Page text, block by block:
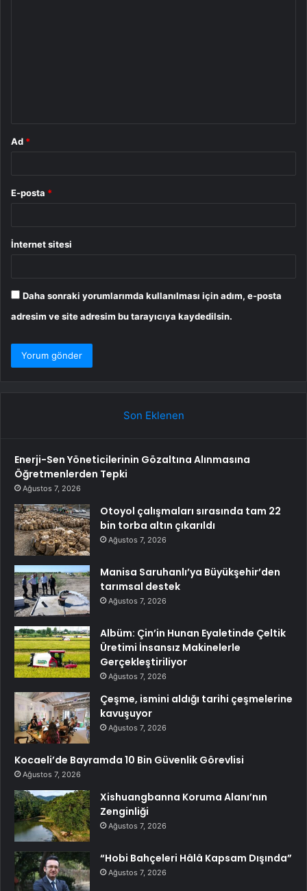
Ad *
E-posta *
İnternet sitesi
Daha sonraki yorumlarımda kullanılması için adım, e-posta
adresim ve site adresim bu tarayıcıya kaydedilsin.
Son Eklenen
Enerji-Sen Yöneticilerinin Gözaltına Alınmasına
Öğretmenlerden Tepki
Ağustos 7, 2026
Otoyol çalışmaları sırasında tam 22
bin torba altın çıkarıldı
Ağustos 7, 2026
Manisa Saruhanlı’ya Büyükşehir’den
tarımsal destek
Ağustos 7, 2026
Albüm: Çin’in Hunan Eyaletinde Çeltik
Üretimi İnsansız Makinelerle
Gerçekleştiriliyor
Ağustos 7, 2026
Çeşme, ismini aldığı tarihi çeşmelerine
kavuşuyor
Ağustos 7, 2026
Kocaeli’de Bayramda 10 Bin Güvenlik Görevlisi
Ağustos 7, 2026
Xishuangbanna Koruma Alanı’nın
Zenginliği
Ağustos 7, 2026
“Hobi Bahçeleri Hâlâ Kapsam Dışında”
Ağustos 7, 2026